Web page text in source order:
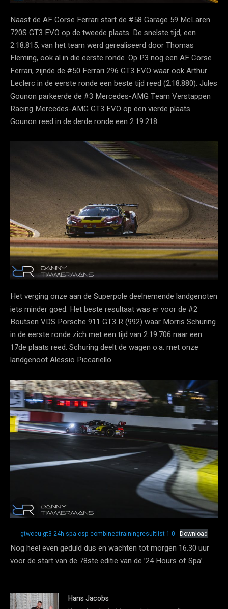
Naast de AF Corse Ferrari start de #58 Garage 59 McLaren
720S GT3 EVO op de tweede plaats. De snelste tijd, een
2:18.815, van het team werd gerealiseerd door Thomas
Fleming, ook al in die eerste ronde. Op P3 nog een AF Corse
Ferrari, zijnde de #50 Ferrari 296 GT3 EVO waar ook Arthur
Leclerc in de eerste ronde een beste tijd reed (2:18.880). Jules
Gounon parkeerde de #3 Mercedes-AMG Team Verstappen
Racing Mercedes-AMG GT3 EVO op een vierde plaats.
Gounon reed in de derde ronde een 2:19.218.
Het verging onze aan de Superpole deelnemende landgenoten
iets minder goed. Het beste resultaat was er voor de #2
Boutsen VDS Porsche 911 GT3 R (992) waar Morris Schuring
in de eerste ronde zich met een tijd van 2:19.706 naar een
17de plaats reed. Schuring deelt de wagen o.a. met onze
landgenoot Alessio Piccariello.
gtwceu-gt3-24h-spa-csp-combinedtrainingresultlist-1-0 Download
Nog heel even geduld dus en wachten tot morgen 16.30 uur
voor de start van de 78ste editie van de ’24 Hours of Spa’.
Hans Jacobs